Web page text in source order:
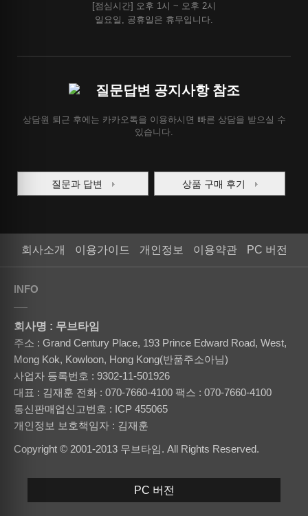
[점심시간] 오후 1시 ~ 오후 2시
일요일, 공휴일은 휴무입니다.
질문답변 공지사항 참조
상담원 퇴근 후에는 카카오톡을 이용하시면 빠른 상담을 받으실 수
있습니다.
질문과 답변 상품 구매 후기
회사소개 이용가이드 개인정보 이용약관 PC 버전
INFO
회사명 : 무브타임
주소 : Grand Century Place, 193 Prince Edward Road, West,
Mong Kok, Kowloon, Hong Kong(반품주소아님)
사업자 등록번호 : 9302-11-501926
대표 : 김재훈 전화 : 070-7660-4100 팩스 : 070-7660-4100
통신판매업신고번호 : ICP 455065
개인정보 보호책임자 : 김재훈
Copyright © 2001-2013 무브타임. All Rights Reserved.
PC 버전